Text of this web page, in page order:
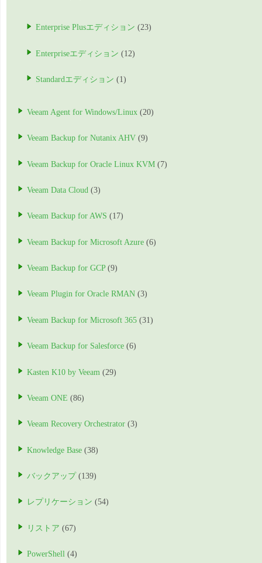
Enterprise Plusエディション (23)
Enterpriseエディション (12)
Standardエディション (1)
Veeam Agent for Windows/Linux (20)
Veeam Backup for Nutanix AHV (9)
Veeam Backup for Oracle Linux KVM (7)
Veeam Data Cloud (3)
Veeam Backup for AWS (17)
Veeam Backup for Microsoft Azure (6)
Veeam Backup for GCP(9)
Veeam Plugin for Oracle RMAN (3)
Veeam Backup for Microsoft 365 (31)
Veeam Backup for Salesforce (6)
Kasten K10 by Veeam (29)
Veeam ONE (86)
Veeam Recovery Orchestrator (3)
Knowledge Base (38)
バックアップ (139)
レプリケーション (54)
リストア (67)
PowerShell (4)